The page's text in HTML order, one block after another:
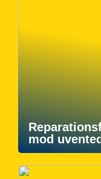
mod